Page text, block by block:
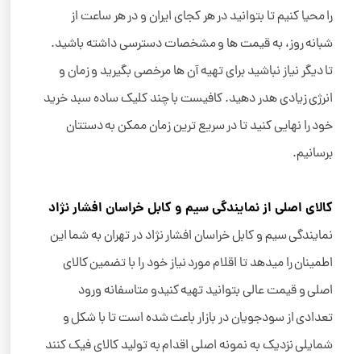
را محیا کنیم تا بتوانید در هر کجای ایران و در هر ساعت از
شبانه روز، به قیمت ها و مشخصات دسترسی داشته باشید.
تا دیگر نیاز نباشید برای تهیه آن ها مرخصی بگیرید و زمان و
انرژی زیادی هدر دهید. کافیست با چند کلیک ساده سبد خرید
خود را نهایی کنید تا در سریع ترین زمان ممکن به دستتان
برسانیم.
کالای اصلی از نمایندگی سیم و کابل خراسان افشار نژاد
نمایندگی سیم و کابل خراسان افشار نژاد در تهران به شما این
اطمینان را میدهد تا اقلام مورد نیاز خود را با تضمین کالای
اصلی و قیمت عالی بتوانید تهیه کنیدو متاسفانه ورود
تعدادی از سودجویان در بازار باعث شده است تا با شکل و
شمایلی نزدیک به نمونه اصلی اقدام به تولید کالای فیک کنند